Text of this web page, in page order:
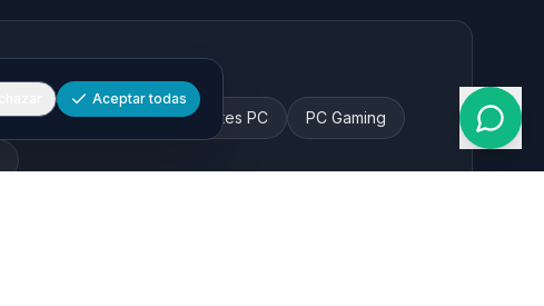
Tóner y tinta Componentes PC PC Gaming
Aceptar todas